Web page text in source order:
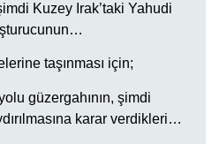
Kuzey Irak’taki Yahudi
taşınması için;
güzergahının, şimdi
karar verdikleri…